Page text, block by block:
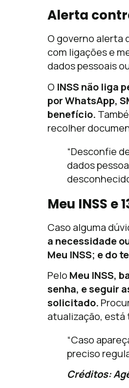
Alerta
O governo alerta
com ligações e
dados pessoais
O INSS não liga
por WhatsApp,
benefício.
recolher
“Desconfie
dados
Meu INSS e
Caso alguma
a necessidade
Meu INSS; e do
Pelo Meu INSS,
senha, e seguir
solicitado.
atualização,
“Caso
preciso
Créditos: